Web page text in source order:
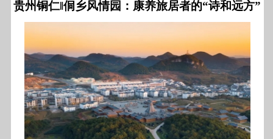
贵州铜仁‖侗乡风情园：康养旅居者的“诗和远方”